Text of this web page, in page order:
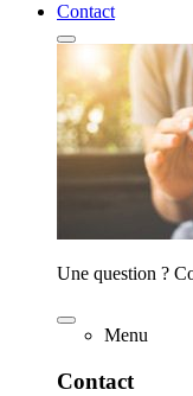
Contact
Une question ?
Menu
Contact